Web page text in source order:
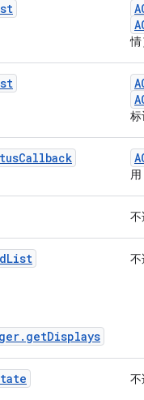
情
标
用
不
不
不